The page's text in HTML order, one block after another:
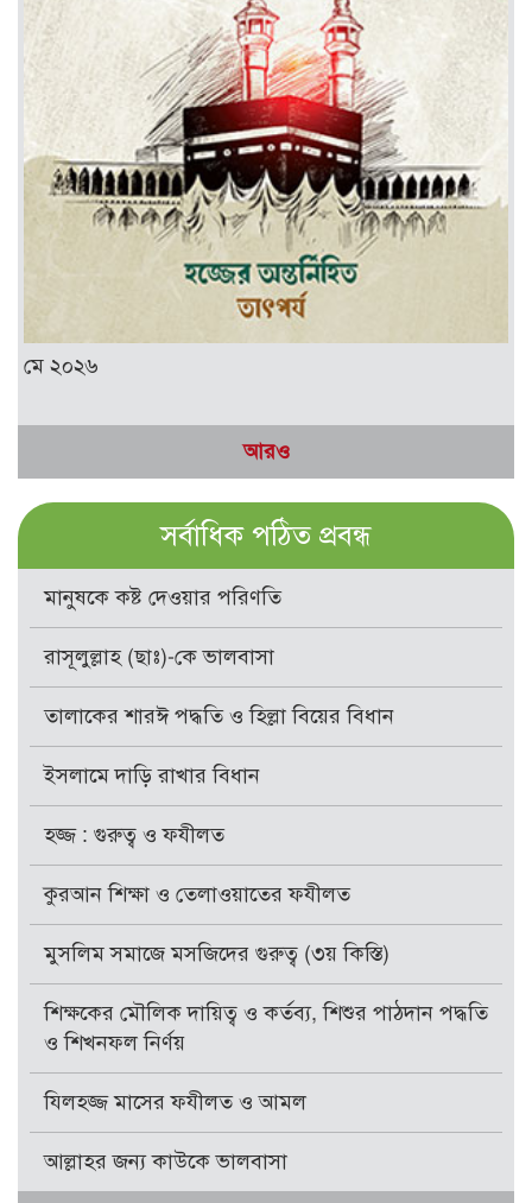
মে ২০২৬
আরও
সর্বাধিক পঠিত প্রবন্ধ
মানুষকে কষ্ট দেওয়ার পরিণতি
রাসূলুল্লাহ (ছাঃ)-কে ভালবাসা
তালাকের শারঈ পদ্ধতি ও হিল্লা বিয়ের বিধান
ইসলামে দাড়ি রাখার বিধান
হজ্জ : গুরুত্ব ও ফযীলত
কুরআন শিক্ষা ও তেলাওয়াতের ফযীলত
মুসলিম সমাজে মসজিদের গুরুত্ব (৩য় কিস্তি)
শিক্ষকের মৌলিক দায়িত্ব ও কর্তব্য, শিশুর পাঠদান পদ্ধতি
ও শিখনফল নির্ণয়
যিলহজ্জ মাসের ফযীলত ও আমল
আল্লাহর জন্য কাউকে ভালবাসা